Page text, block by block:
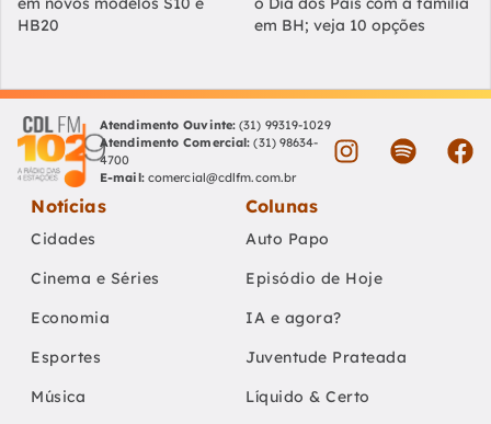
HB20
em BH; veja 10 opções
Atendimento Ouvinte: (31) 99319-1029
Atendimento Comercial: (31) 98634-
4700
E-mail: comercial@cdlfm.com.br
Notícias
Cidades
Cinema e Séries
Economia
Esportes
Música
Colunas
Auto Papo
Episódio de Hoje
IA e agora?
Juventude Prateada
Líquido & Certo